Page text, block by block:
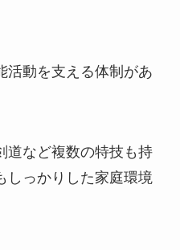
活動を支える体制があ
道など複数の特技も持
しっかりした家庭環境